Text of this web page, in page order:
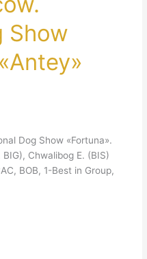
Show
Dog Show «Fortuna».
Chwalibog E. (BIS)
BOB, 1-Best in Group,